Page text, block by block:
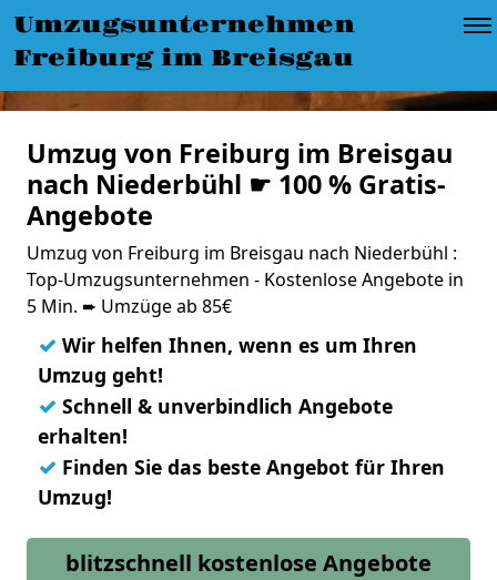
Umzugsunternehmen
Freiburg im Breisgau
Umzug von Freiburg im Breisgau
nach Niederbühl ☛ 100 % Gratis-
Angebote
Umzug von Freiburg im Breisgau nach Niederbühl :
Top-Umzugsunternehmen - Kostenlose Angebote in
5 Min. ➨ Umzüge ab 85€
✓ Wir helfen Ihnen, wenn es um Ihren
Umzug geht!
✓ Schnell & unverbindlich Angebote
erhalten!
✓ Finden Sie das beste Angebot für Ihren
Umzug!
blitzschnell kostenlose Angebote